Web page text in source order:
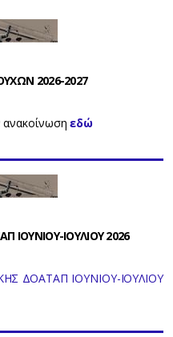
2026-2027
ανακοίνωσηεδώ
ΙΟΥΛΙΟΥ 2026
ΔΟΑΤΑΠ ΙΟΥΝΙΟΥ-ΙΟΥΛΙΟΥ